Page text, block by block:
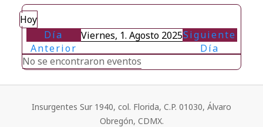
Hoy
Día
Anterior
Viernes, 1. Agosto 2025Siguiente
Día
No se encontraron eventos
Insurgentes Sur 1940, col. Florida, C.P. 01030, Álvaro
Obregón, CDMX.